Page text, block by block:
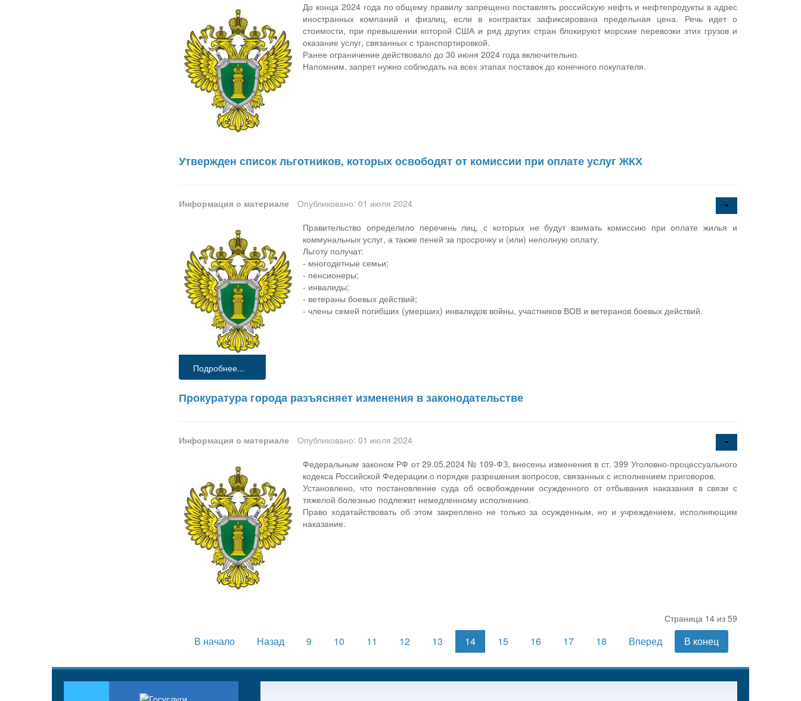
До конца 2024 года по общему правилу запрещено поставлять российскую нефть и нефтепродукты в адрес
иностранных компаний и физлиц, если в контрактах зафиксирована предельная цена. Речь идет о
стоимости, при превышении которой США и ряд других стран блокируют морские перевозки этих грузов и
оказание услуг, связанных с транспортировкой.
Ранее ограничение действовало до 30 июня 2024 года включительно.
Напомним, запрет нужно соблюдать на всех этапах поставок до конечного покупателя.
Утвержден список льготников, которых освободят от комиссии при оплате услуг ЖКХ
Информация о материале
Опубликовано: 01 июля 2024
Правительство определило перечень лиц, с которых не будут взимать комиссию при оплате жилья и
коммунальных услуг, а также пеней за просрочку и (или) неполную оплату.
Льготу получат:
- многодетные семьи;
- пенсионеры;
- инвалиды;
- ветераны боевых действий;
- члены семей погибших (умерших) инвалидов войны, участников ВОВ и ветеранов боевых действий.
Подробнее...
Прокуратура города разъясняет изменения в законодательстве
Информация о материале
Опубликовано: 01 июля 2024
Федеральным законом РФ от 29.05.2024 № 109-ФЗ, внесены изменения в ст. 399 Уголовно-процессуального
кодекса Российской Федерации о порядке разрешения вопросов, связанных с исполнением приговоров.
Установлено, что постановление суда об освобождении осужденного от отбывания наказания в связи с
тяжелой болезнью подлежит немедленному исполнению.
Право ходатайствовать об этом закреплено не только за осужденным, но и учреждением, исполняющим
наказание.
Страница 14 из 59
В начало Назад 9 10 11 12 13 14 15 16 17 18 Вперед В конец